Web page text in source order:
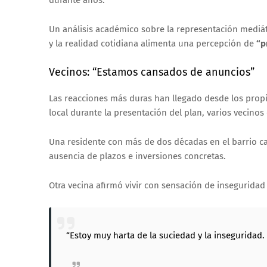
Un análisis académico sobre la representación
y la realidad cotidiana alimenta una percepción de
Vecinos: “Estamos cansados de anuncios”
Las reacciones más duras han llegado desde los
local durante la presentación del plan, varios
Una residente con más de dos décadas en el barrio
ausencia de plazos e inversiones concretas.
Otra vecina afirmó vivir con sensación de
“Estoy muy harta de la suciedad y la